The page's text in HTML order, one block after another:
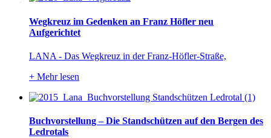
Wegkreuz im Gedenken an Franz Höfler neu
Aufgerichtet
LANA - Das Wegkreuz in der Franz-Höfler-Straße,
+ Mehr lesen
Buchvorstellung – Die Standschützen auf den Bergen des
Ledrotals